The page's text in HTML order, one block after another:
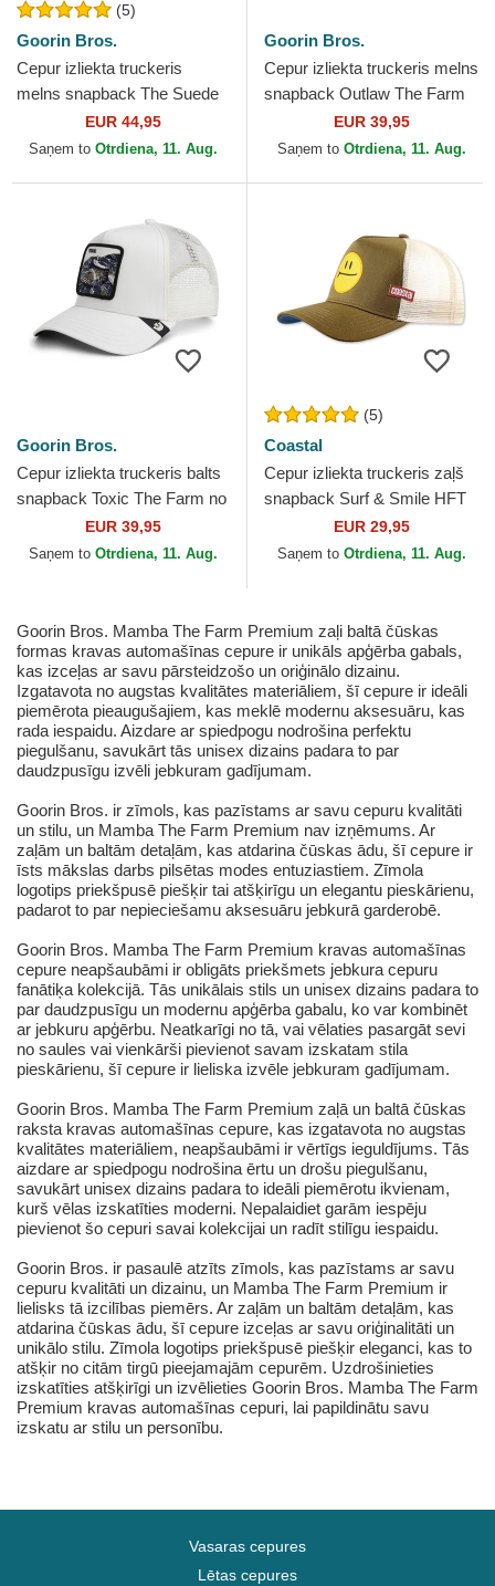
(5)
Goorin Bros.
Cepur izliekta truckeris
melns snapback The Suede
Mamba Blacked Out The
Farm no Goorin Bros.
EUR 44,95
Saņem to Otrdiena, 11. Aug.
Goorin Bros.
Cepur izliekta truckeris melns
snapback Outlaw The Farm
no Goorin Bros.
EUR 39,95
Saņem to Otrdiena, 11. Aug.
Goorin Bros.
Cepur izliekta truckeris balts
snapback Toxic The Farm no
Goorin Bros.EUR 39,95
Saņem to Otrdiena, 11. Aug.
(5)
Coastal
Cepur izliekta truckeris zaļš
snapback Surf & Smile HFT
no CoastalEUR 29,95
Saņem to Otrdiena, 11. Aug.
Goorin Bros. Mamba The Farm Premium zaļi baltā čūskas
formas kravas automašīnas cepure ir unikāls apģērba gabals,
kas izceļas ar savu pārsteidzošo un oriģinālo dizainu.
Izgatavota no augstas kvalitātes materiāliem, šī cepure ir ideāli
piemērota pieaugušajiem, kas meklē modernu aksesuāru, kas
rada iespaidu. Aizdare ar spiedpogu nodrošina perfektu
piegulšanu, savukārt tās unisex dizains padara to par
daudzpusīgu izvēli jebkuram gadījumam.
Goorin Bros. ir zīmols, kas pazīstams ar savu cepuru kvalitāti
un stilu, un Mamba The Farm Premium nav izņēmums. Ar
zaļām un baltām detaļām, kas atdarina čūskas ādu, šī cepure ir
īsts mākslas darbs pilsētas modes entuziastiem. Zīmola
logotips priekšpusē piešķir tai atšķirīgu un elegantu pieskārienu,
padarot to par nepieciešamu aksesuāru jebkurā garderobē.
Goorin Bros. Mamba The Farm Premium kravas automašīnas
cepure neapšaubāmi ir obligāts priekšmets jebkura cepuru
fanātiķa kolekcijā. Tās unikālais stils un unisex dizains padara to
par daudzpusīgu un modernu apģērba gabalu, ko var kombinēt
ar jebkuru apģērbu. Neatkarīgi no tā, vai vēlaties pasargāt sevi
no saules vai vienkārši pievienot savam izskatam stila
pieskārienu, šī cepure ir lieliska izvēle jebkuram gadījumam.
Goorin Bros. Mamba The Farm Premium zaļā un baltā čūskas
raksta kravas automašīnas cepure, kas izgatavota no augstas
kvalitātes materiāliem, neapšaubāmi ir vērtīgs ieguldījums. Tās
aizdare ar spiedpogu nodrošina ērtu un drošu piegulšanu,
savukārt unisex dizains padara to ideāli piemērotu ikvienam,
kurš vēlas izskatīties moderni. Nepalaidiet garām iespēju
pievienot šo cepuri savai kolekcijai un radīt stilīgu iespaidu.
Goorin Bros. ir pasaulē atzīts zīmols, kas pazīstams ar savu
cepuru kvalitāti un dizainu, un Mamba The Farm Premium ir
lielisks tā izcilības piemērs. Ar zaļām un baltām detaļām, kas
atdarina čūskas ādu, šī cepure izceļas ar savu oriģinalitāti un
unikālo stilu. Zīmola logotips priekšpusē piešķir eleganci, kas to
atšķir no citām tirgū pieejamajām cepurēm. Uzdrošinieties
izskatīties atšķirīgi un izvēlieties Goorin Bros. Mamba The Farm
Premium kravas automašīnas cepuri, lai papildinātu savu
izskatu ar stilu un personību.
Vasaras cepures
Lētas cepures